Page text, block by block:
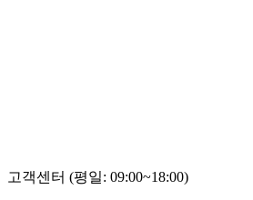
고객센터 (평일: 09:00~18:00)